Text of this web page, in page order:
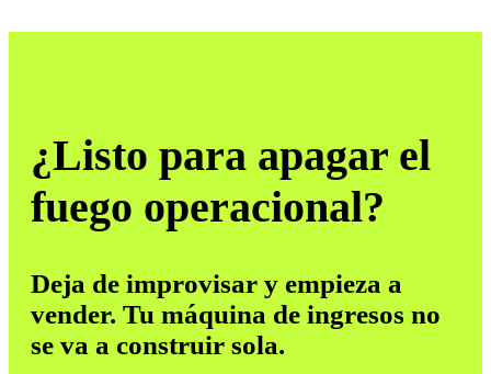
¿Listo para apagar el
fuego operacional?
Deja de improvisar y empieza a
vender. Tu máquina de ingresos no
se va a construir sola.